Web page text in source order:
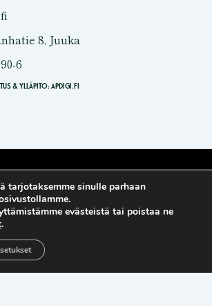
8, Juuka
6
& YLLÄPITO:APDIGI.FI
myöntänyt Matkailukeskus Puu-Juuka Oy:lle
toimintaa, toteuttaa toiminnan
tarjotaksemme sinulle parhaan
evästeistä tai poistaa ne
.